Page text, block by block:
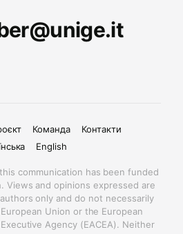
communication has been funded
Views and opinions expressed are
only and do not necessarily
Union or the European
Agency (EACEA). Neither
Команда
Контакти
English